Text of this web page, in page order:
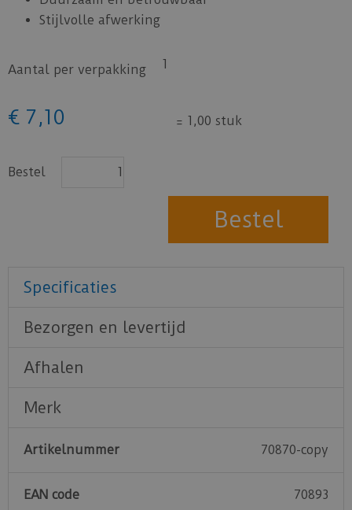
Stijlvolle afwerking
Aantal per verpakking 1
€ 7,10 = 1,00 stuk
Bestel
Specificaties
Bezorgen en levertijd
Afhalen
Merk
Artikelnummer 70870-copy
EAN code 70893